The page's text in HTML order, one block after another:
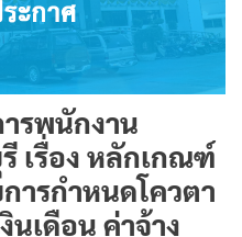
รพนักงาน
เรื่อง หลักเกณฑ์
ารกำหนดโควตา
นเดือน ค่าจ้าง